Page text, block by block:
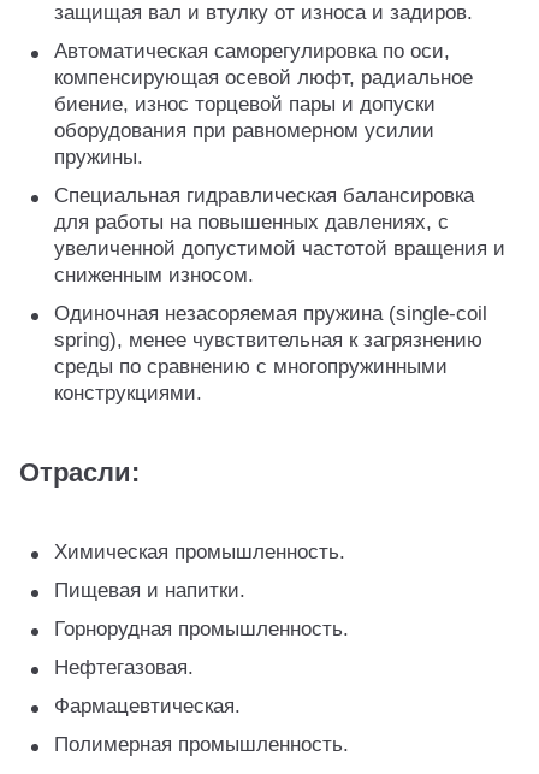
защищая вал и втулку от износа и задиров.
Автоматическая саморегулировка по оси,
компенсирующая осевой люфт, радиальное
биение, износ торцевой пары и допуски
оборудования при равномерном усилии
пружины.
Специальная гидравлическая балансировка
для работы на повышенных давлениях, с
увеличенной допустимой частотой вращения и
сниженным износом.
Одиночная незасоряемая пружина (single-coil
spring), менее чувствительная к загрязнению
среды по сравнению с многопружинными
конструкциями.
Отрасли:
Химическая промышленность.
Пищевая и напитки.
Горнорудная промышленность.
Нефтегазовая.
Фармацевтическая.
Полимерная промышленность.